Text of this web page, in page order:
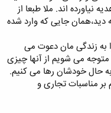
نیاورده اند. ملا طبعا از
دید،همان جایی که وارد شده
به زندگی مان دعوت می
متوجه می شویم از آنها چیزی
به حال خودشان رها می کنیم.
بر مناسبات تجاری و